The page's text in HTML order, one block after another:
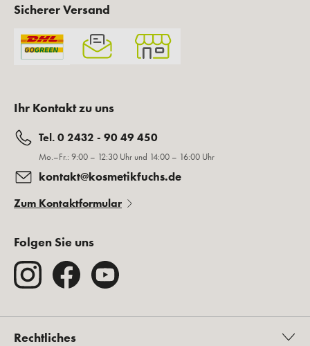
Sicherer Versand
Ihr Kontakt zu uns
Tel. 0 2432 - 90 49 450
Mo.–Fr.: 9:00 – 12:30 Uhr und 14:00 – 16:00 Uhr
kontakt@kosmetikfuchs.de
Zum Kontaktformular
Folgen Sie uns
Rechtliches